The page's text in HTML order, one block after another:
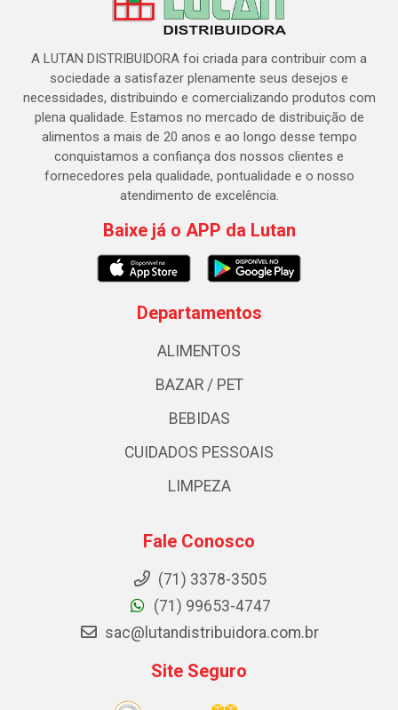
A LUTAN DISTRIBUIDORA foi criada para contribuir com a
sociedade a satisfazer plenamente seus desejos e
necessidades, distribuindo e comercializando produtos com
plena qualidade. Estamos no mercado de distribuição de
alimentos a mais de 20 anos e ao longo desse tempo
conquistamos a confiança dos nossos clientes e
fornecedores pela qualidade, pontualidade e o nosso
atendimento de excelência.
Baixe já o APP da Lutan
Departamentos
ALIMENTOS
BAZAR / PET
BEBIDAS
CUIDADOS PESSOAIS
LIMPEZA
Fale Conosco
(71) 3378-3505
(71) 99653-4747
sac@lutandistribuidora.com.br
Site Seguro